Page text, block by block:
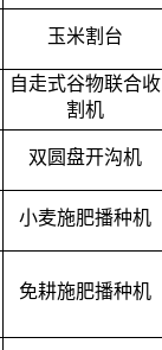
玉米割台
自走式谷物联合收
割机
双圆盘开沟机
小麦施肥播种机
免耕施肥播种机